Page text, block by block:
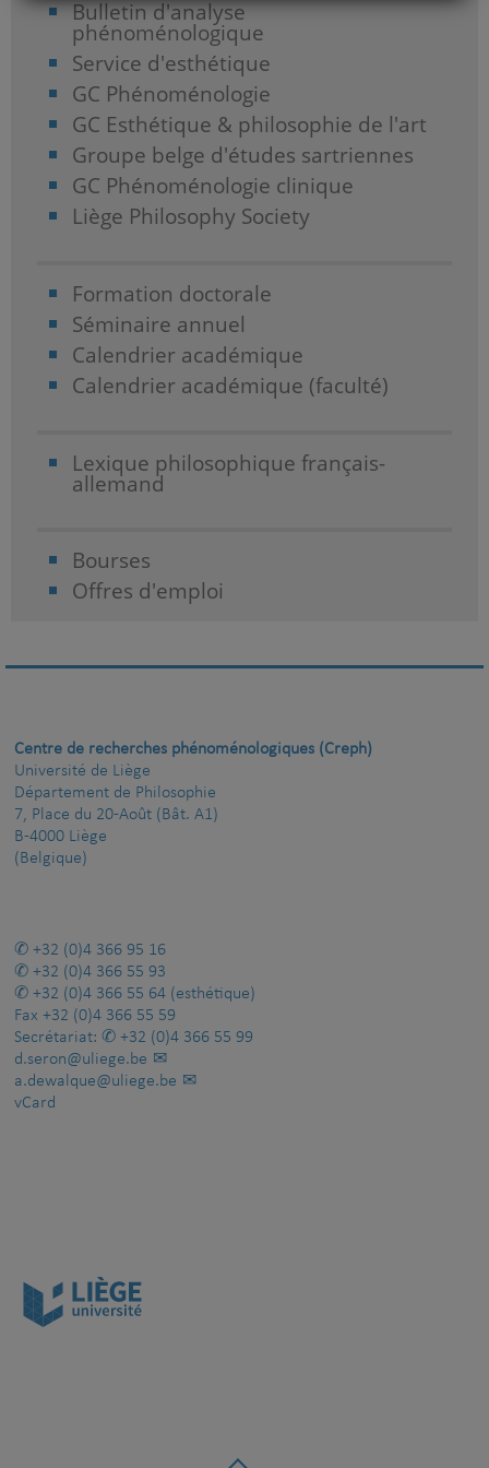
Bulletin d'analyse
phénoménologique
Service d'esthétique
GC Phénoménologie
GC Esthétique & philosophie de l'art
Groupe belge d'études sartriennes
GC Phénoménologie clinique
Liège Philosophy Society
Formation doctorale
Séminaire annuel
Calendrier académique
Calendrier académique (faculté)
Lexique philosophique français-
allemand
Bourses
Offres d'emploi
Centre de recherches phénoménologiques (Creph)
Université de Liège
Département de Philosophie
7, Place du 20-Août (Bât. A1)
B-4000 Liège
(Belgique)
+32 (0)4 366 95 16
+32 (0)4 366 55 93
+32 (0)4 366 55 64 (esthétique)
Fax +32 (0)4 366 55 59
Secrétariat:
+32 (0)4 366 55 99
d.seron@uliege.be
a.dewalque@uliege.be
vCard